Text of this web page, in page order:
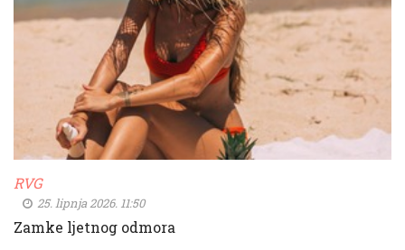
RVG
25. lipnja 2026. 11:50
Zamke ljetnog odmora